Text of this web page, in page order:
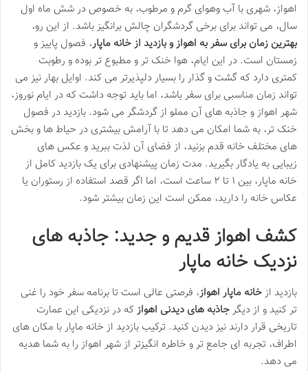
اهواز، شهری با آب وهوای گرم و مرطوب، به خصوص در شش ماه اول
سال، می تواند برای برخی گردشگران چالش برانگیز باشد. از این رو،
بهترین زمان برای سفر به اهواز و بازدید از خانه ماپار، فصول پاییز و
زمستان است. در این ایام، هوا خنک تر و مطبوع تر بوده و رطوبت
کمتری دارد که گشت و گذار را بسیار دلپذیرتر می کند. اوایل بهار نیز می
تواند زمان مناسبی برای سفر باشد، اما باید توجه داشت که در ایام نوروز،
شهر اهواز و جاذبه های آن مملو از گردشگر می شود. بازدید در فصول
خنک تر، به شما امکان می دهد تا با آرامش بیشتری در حیاط ها و بخش
های مختلف خانه قدم بزنید، از فضای آن لذت ببرید و عکس های
زیبایی به یادگار بگیرید. مدت زمان پیشنهادی برای یک بازدید کامل از
خانه ماپار، بین ۱ تا ۲ ساعت است، اما اگر قصد استفاده از رستوران یا
عکاس خانه را دارید، ممکن است این زمان بیشتر شود.
کشف اهواز قدیم و جدید: جاذبه های
نزدیک خانه ماپار
بازدید ازخانه ماپار اهواز، فرصتی عالی است تا برنامه سفر خود را غنی
تر کنید و از دیگرجاذبه های دیدنی اهوازکه در نزدیکی این عمارت
تاریخی قرار دارند نیز دیدن کنید. ترکیب بازدید از خانه ماپار با مکان های
اطراف، تجربه ای جامع تر و خاطره انگیزتر از شهر اهواز را به شما هدیه
می دهد.